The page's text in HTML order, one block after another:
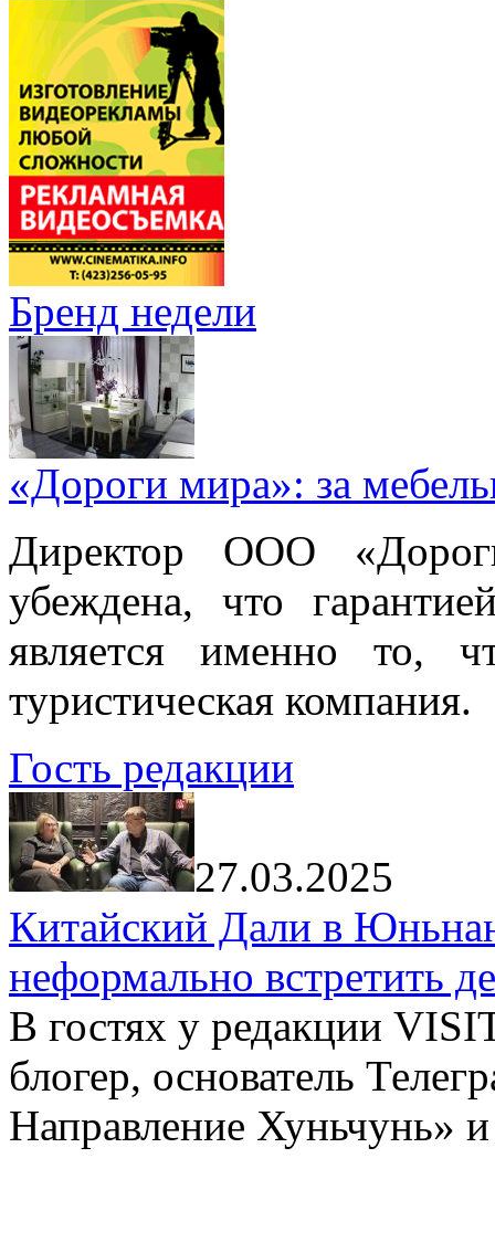
Бренд недели
«Дороги мира»: за
Директор ООО
убеждена, что
является именно то,
туристическая компания.
Гость редакции
27.03.2025
Китайский Дали в
неформально встретить
В гостях у редакции
блогер, основатель
Направление Хуньчунь»